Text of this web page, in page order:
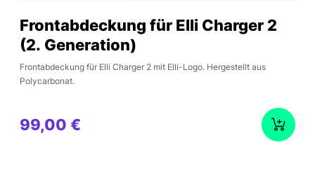
Frontabdeckung für Elli Charger 2
(2. Generation)
Frontabdeckung für Elli Charger 2 mit Elli-Logo. Hergestellt aus
Polycarbonat.
99,00 €